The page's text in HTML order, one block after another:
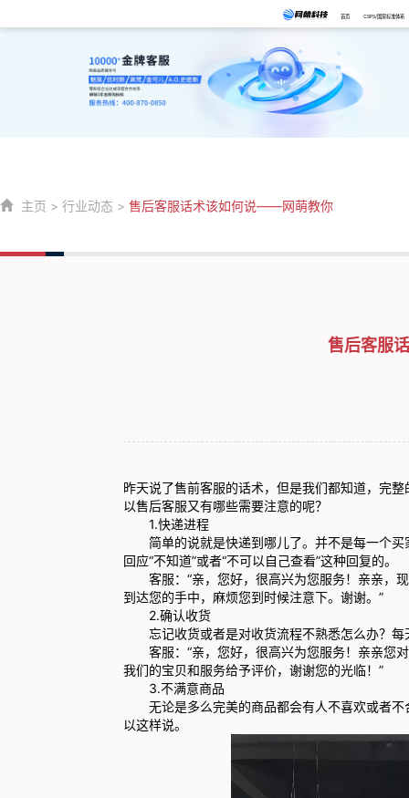
首页 CSPS/国家标准体系
主页 > 行业动态 > 售后客服话术该如何说——网萌教你
售后客服
昨天说了售前客服的话术，但是我们都知道，完
以售后客服又有哪些需要注意的呢？
1.快递进程
简单的说就是快递到哪儿了。并不是每一个买
回应“不知道”或者“不可以自己查看”这种回复的。
客服：“亲，您好，很高兴为您服务！亲亲，现
到达您的手中，麻烦您到时候注意下。谢谢。”
2.确认收货
忘记收货或者是对收货流程不熟悉怎么办？每
客服：“亲，您好，很高兴为您服务！亲亲您对
我们的宝贝和服务给予评价，谢谢您的光临！”
3.不满意商品
无论是多么完美的商品都会有人不喜欢或者不
以这样说。